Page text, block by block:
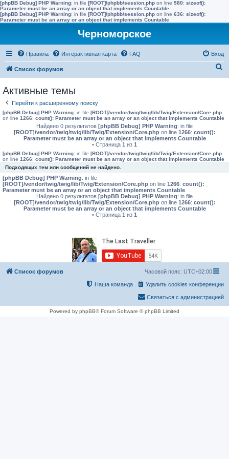
[phpBB Debug] PHP Warning: in file [ROOT]/phpbb/session.php on line 580: sizeof():
Parameter must be an array or an object that implements Countable
[phpBB Debug] PHP Warning: in file [ROOT]/phpbb/session.php on line 636: sizeof():
Parameter must be an array or an object that implements Countable
Черноморское
Правила Интерактивная карта FAQ Вход
Список форумов
к
Активные темы
Перейти к расширенному поиску
[phpBB Debug] PHP Warning: in file [ROOT]/vendor/twig/twig/lib/Twig/Extension/Core.php
on line 1266: count(): Parameter must be an array or an object that implements Countable
Найдено 0 результатов [phpBB Debug] PHP Warning: in file
[ROOT]/vendor/twig/twig/lib/Twig/Extension/Core.phpon line 1266: count():
Parameter must be an array or an object that implements Countable
• Страница 1 из 1
[phpBB Debug] PHP Warning: in file [ROOT]/vendor/twig/twig/lib/Twig/Extension/Core.php
on line 1266: count(): Parameter must be an array or an object that implements Countable
Подходящих тем или сообщений не найдено.
[phpBB Debug] PHP Warning: in file
[ROOT]/vendor/twig/twig/lib/Twig/Extension/Core.php on line 1266: count():
Parameter must be an array or an object that implements Countable
Найдено 0 результатов [phpBB Debug] PHP Warning: in file
[ROOT]/vendor/twig/twig/lib/Twig/Extension/Core.phpon line 1266: count():
Parameter must be an array or an object that implements Countable
• Страница 1 из 1
Список форумов Часовой пояс: UTC+02:00
Удалить cookies конференции
Наша команда
Связаться с администрацией
Powered by phpBB® Forum Software © phpBB Limited